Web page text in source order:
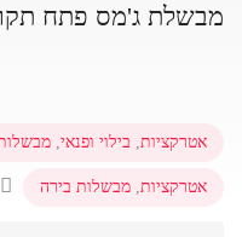
מבשלת ג'מס פתח
אטרקציות, בילוי ופנאי,
אטרקציות, מבשלות בירה